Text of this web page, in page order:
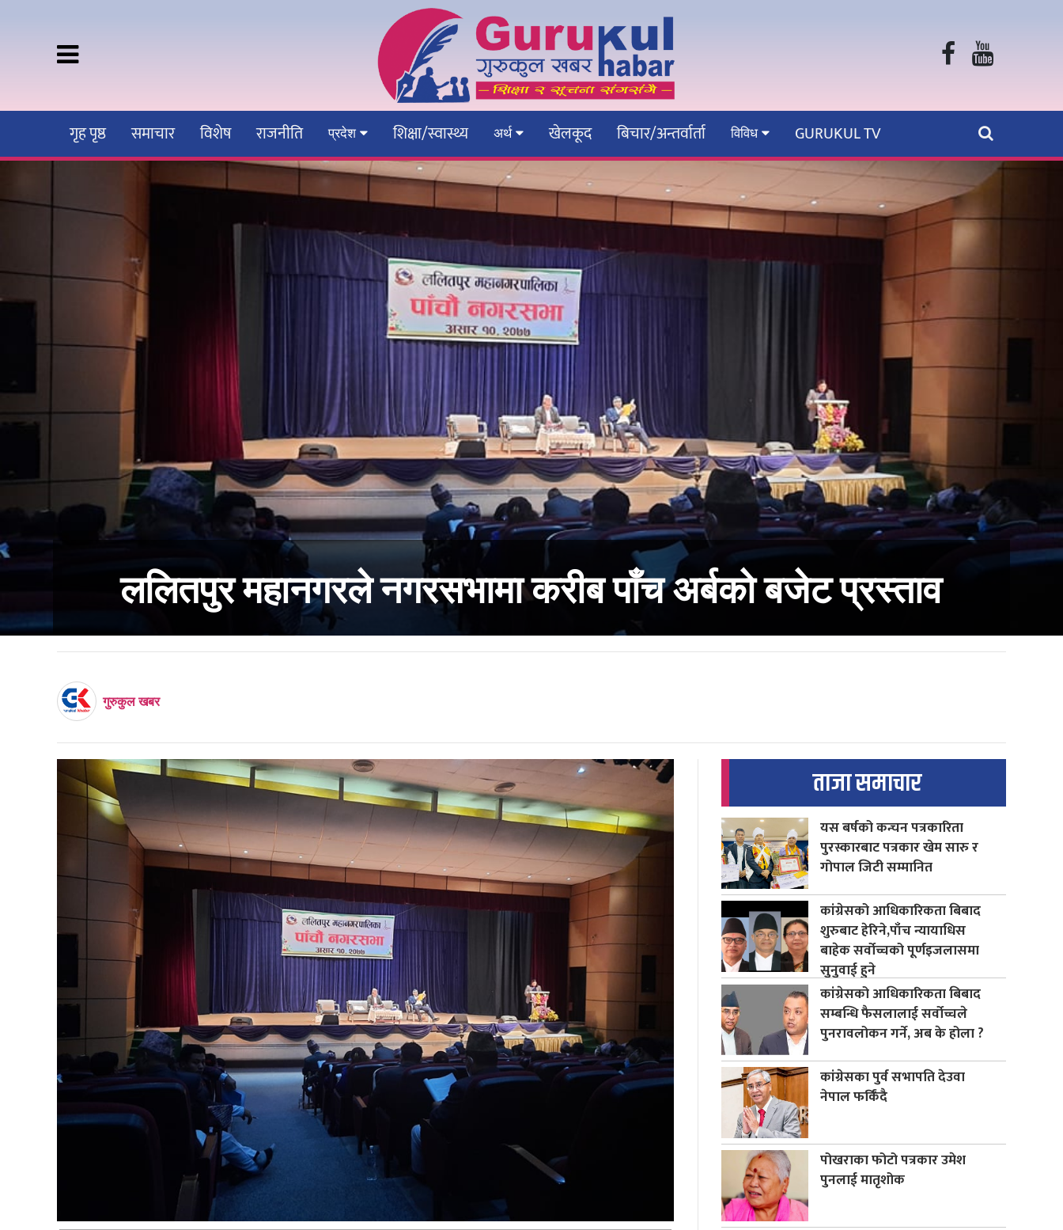
गृह पृष्ठ समाचार विशेष राजनीति प्रदेश शिक्षा/स्वास्थ्य अर्थ खेलकूद बिचार/अन्तर्वार्ता विविध GURUKUL TV
ललितपुर महानगरले नगरसभामा करीब पाँच अर्बको बजेट प्रस्ताव
गुरुकुल खबर
ताजा समाचार
यस बर्षको कन्चन पत्रकारिता
पुरस्कारबाट पत्रकार खेम सारु र
गोपाल जिटी सम्मानित
कांग्रेसको आधिकारिकता बिबाद
शुरुबाट हेरिने,पाँच न्यायाधिस
बाहेक सर्वोच्चको पूर्णइजलासमा
सुनुवाई हुने
कांग्रेसको आधिकारिकता बिबाद
सम्बन्धि फैसलालाई सर्वोच्चले
पुनरावलोकन गर्ने, अब के होला ?
कांग्रेसका पुर्व सभापति देउवा
नेपाल फर्किंदै
पोखराका फोटो पत्रकार उमेश
पुनलाई मातृशोक